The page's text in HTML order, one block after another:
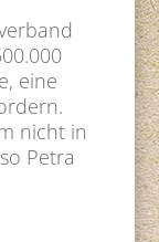
eine
nicht in
Petra